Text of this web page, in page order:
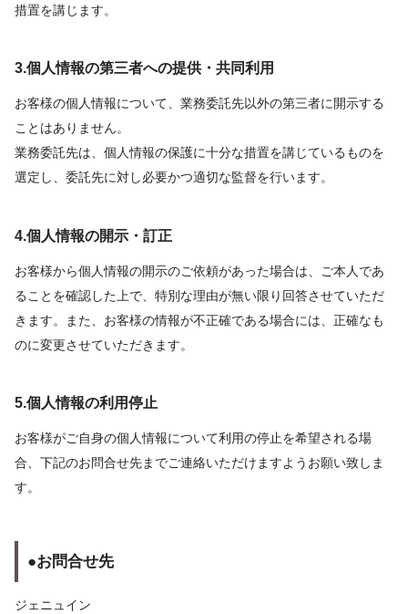
措置を講じます。
3.個人情報の第三者への提供・共同利用
お客様の個人情報について、業務委託先以外の第三者に開示する
ことはありません。
業務委託先は、個人情報の保護に十分な措置を講じているものを
選定し、委託先に対し必要かつ適切な監督を行います。
4.個人情報の開示・訂正
お客様から個人情報の開示のご依頼があった場合は、ご本人であ
ることを確認した上で、特別な理由が無い限り回答させていただ
きます。また、お客様の情報が不正確である場合には、正確なも
のに変更させていただきます。
5.個人情報の利用停止
お客様がご自身の個人情報について利用の停止を希望される場
合、下記のお問合せ先までご連絡いただけますようお願い致しま
す。
●お問合せ先
ジェニュイン